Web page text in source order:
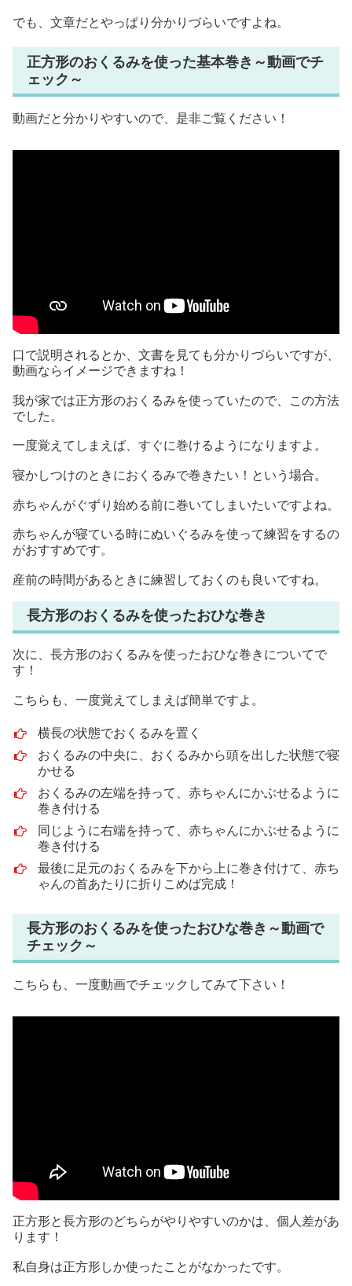
でも、文章だとやっぱり分かりづらいですよね。
正方形のおくるみを使った基本巻き～動画でチ
ェック～
動画だと分かりやすいので、是非ご覧ください！
口で説明されるとか、文書を見ても分かりづらいですが、
動画ならイメージできますね！
我が家では正方形のおくるみを使っていたので、この方法
でした。
一度覚えてしまえば、すぐに巻けるようになりますよ。
寝かしつけのときにおくるみで巻きたい！という場合。
赤ちゃんがぐずり始める前に巻いてしまいたいですよね。
赤ちゃんが寝ている時にぬいぐるみを使って練習をするの
がおすすめです。
産前の時間があるときに練習しておくのも良いですね。
長方形のおくるみを使ったおひな巻き
次に、長方形のおくるみを使ったおひな巻きについてで
す！
こちらも、一度覚えてしまえば簡単ですよ。
横長の状態でおくるみを置く
おくるみの中央に、おくるみから頭を出した状態で寝
かせる
おくるみの左端を持って、赤ちゃんにかぶせるように
巻き付ける
同じように右端を持って、赤ちゃんにかぶせるように
巻き付ける
最後に足元のおくるみを下から上に巻き付けて、赤ち
ゃんの首あたりに折りこめば完成！
長方形のおくるみを使ったおひな巻き～動画で
チェック～
こちらも、一度動画でチェックしてみて下さい！
正方形と長方形のどちらがやりやすいのかは、個人差があ
ります！
私自身は正方形しか使ったことがなかったです。